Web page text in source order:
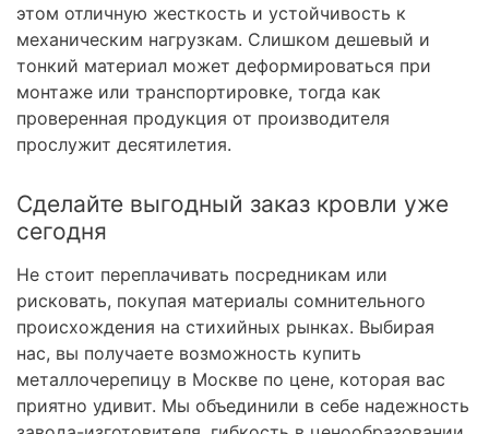
этом отличную жесткость и устойчивость к
механическим нагрузкам. Слишком дешевый и
тонкий материал может деформироваться при
монтаже или транспортировке, тогда как
проверенная продукция от производителя
прослужит десятилетия.
Сделайте выгодный заказ кровли уже
сегодня
Не стоит переплачивать посредникам или
рисковать, покупая материалы сомнительного
происхождения на стихийных рынках. Выбирая
нас, вы получаете возможность купить
металлочерепицу в Москве по цене, которая вас
приятно удивит. Мы объединили в себе надежность